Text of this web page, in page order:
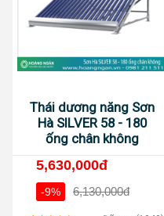
Thái dương năng Sơn
Hà SILVER 58 - 180
ống chân không
5,630,000đ
-9% 6,130,000đ